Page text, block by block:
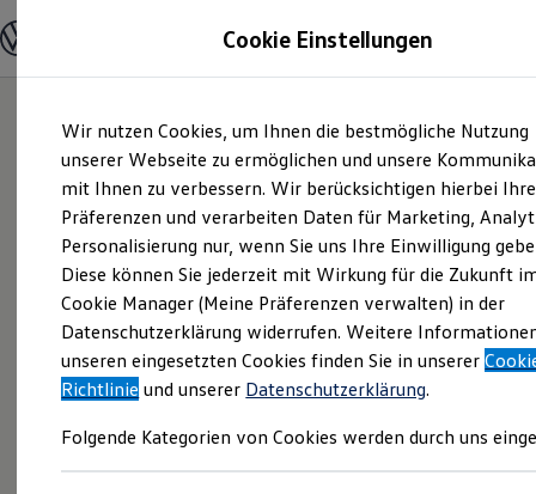
Hauptinhalt
springen
Footer
springen
Modelle und Konfigurator
Modelle vergleichen
Elektroautos
ENERGY Sondermodelle
Nutzfahrzeuge
SUV und CUV
Familienautos
Kombis
Kompaktwagen
Sportwagen
Schnell verfügbare Fahrzeuge
Angebote und Produkte
Aktuelle Angebote
E-Auto-Förderung
Volkswagen Marktplatz
Junge Gebrauchtwagen und Gebrauchtwagen
Cookie Einstellungen
Wir nutzen Cookies, um Ihnen die bestmögliche Nutzung
unserer Webseite zu ermöglichen und unsere
mit Ihnen zu verbessern. Wir berücksichtigen hierbei Ihre
Präferenzen und verarbeiten Daten für Marketing,
Personalisierung nur, wenn Sie uns Ihre Einwilligung
Diese können Sie jederzeit mit Wirkung für die Zukunft
Cookie Manager (Meine Präferenzen verwalten) in der
Datenschutzerklärung widerrufen. Weitere
unseren eingesetzten Cookies finden Sie in unserer
Richtlinie und unserer Datenschutzerklärung.
Folgende Kategorien von Cookies werden durch uns